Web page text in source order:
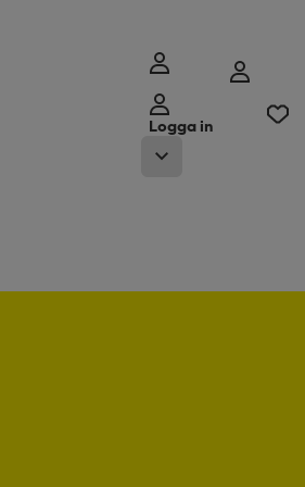
Logga in